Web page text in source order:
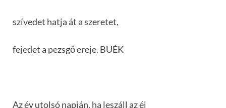
szívedet hatja át a szeretet,
fejedet a pezsgő ereje. BUÉK
Az év utolsó napján, ha leszáll az éj